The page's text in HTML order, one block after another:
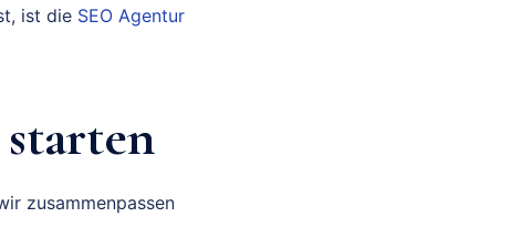
ist die SEO Agentur
zusammenpassen